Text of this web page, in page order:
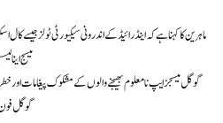
ماہرین کا کہنا ہے کہ اینڈرائیڈ کے اندرونی سیکیورٹی ٹولز جیسے
میسج
گوگل میسجز ایپ نامعلوم بھیجنے والوں کے مشکوک پیغامات
گوگل فون